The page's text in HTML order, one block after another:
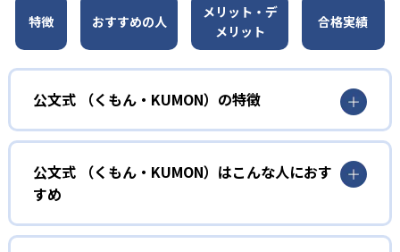
特徴 おすすめの人
メリット・デ
メリット
合格実績
公文式 （くもん・KUMON）の特徴
01
無学年式の学力別学習
KUMONでは、年齢や学年にとらわれずに、一人ひとりの学
力に応じたレベルから学習を始めている。
確実に100点が取れるレベルから少しずつ難易度を上げてい
公文式 （くもん・KUMON）はこんな人におす
すめ
幼児